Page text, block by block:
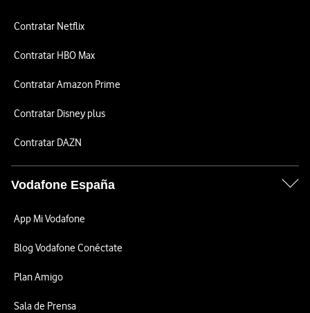
Contratar Netflix
Contratar HBO Max
Contratar Amazon Prime
Contratar Disney plus
Contratar DAZN
Vodafone España
App Mi Vodafone
Blog Vodafone Conéctate
Plan Amigo
Sala de Prensa